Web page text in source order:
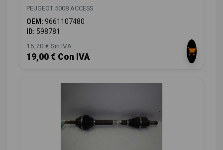
PEUGEOT 5008 ACCESS
OEM: 9661107480
ID: 598781
15,70 € Sin IVA
19,00 € Con IVA